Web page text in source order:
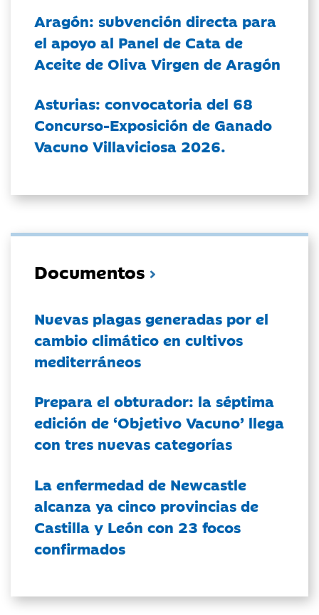
Aragón: subvención directa para
el apoyo al Panel de Cata de
Aceite de Oliva Virgen de Aragón
Asturias: convocatoria del 68
Concurso-Exposición de Ganado
Vacuno Villaviciosa 2026.
Documentos
Nuevas plagas generadas por el
cambio climático en cultivos
mediterráneos
Prepara el obturador: la séptima
edición de ‘Objetivo Vacuno’ llega
con tres nuevas categorías
La enfermedad de Newcastle
alcanza ya cinco provincias de
Castilla y León con 23 focos
confirmados